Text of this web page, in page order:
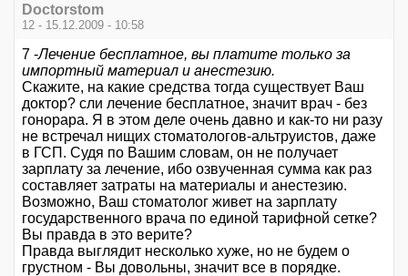
Doctorstom
12 - 15.12.2009 - 10:58
7 -Лечение бесплатное, вы платите только за
импортный материал и анестезию.
Скажите, на какие средства тогда существует Ваш
доктор? сли лечение бесплатное, значит врач - без
гонорара. Я в этом деле очень давно и как-то ни разу
не встречал нищих стоматологов-альтруистов, даже
в ГСП. Судя по Вашим словам, он не получает
зарплату за лечение, ибо озвученная сумма как раз
составляет затраты на материалы и анестезию.
Возможно, Ваш стоматолог живет на зарплату
государственного врача по единой тарифной сетке?
Вы правда в это верите?
Правда выглядит несколько хуже, но не будем о
грустном - Вы довольны, значит все в порядке.